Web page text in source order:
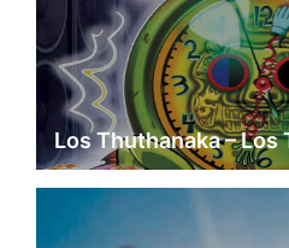
Los Thuthanaka – Los